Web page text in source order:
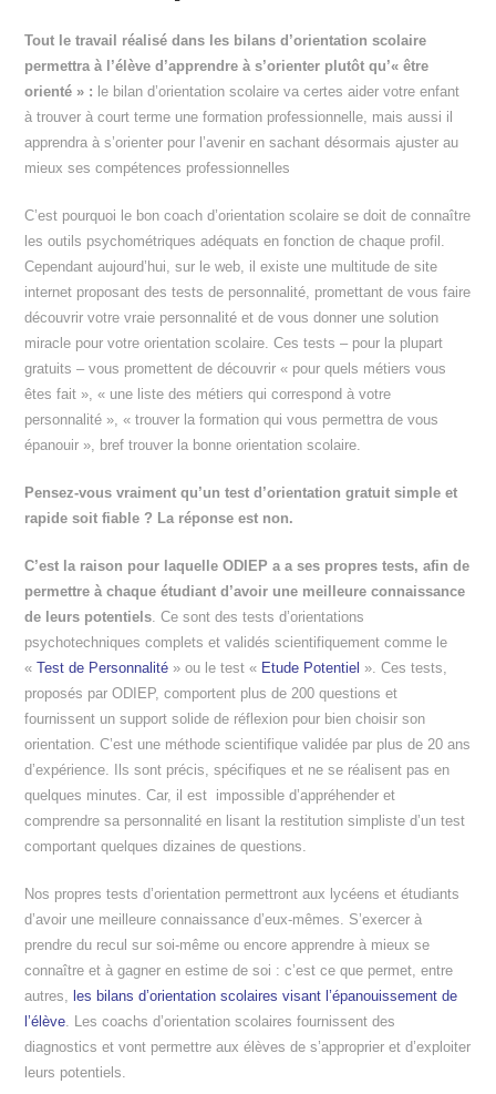
Tout le travail réalisé dans les bilans d’orientation scolaire
permettra à l’élève d’apprendre à s’orienter plutôt qu’« être
orienté » : le bilan d’orientation scolaire va certes aider votre enfant
à trouver à court terme une formation professionnelle, mais aussi il
apprendra à s’orienter pour l’avenir en sachant désormais ajuster au
mieux ses compétences professionnelles
C’est pourquoi le bon coach d’orientation scolaire se doit de connaître
les outils psychométriques adéquats en fonction de chaque profil.
Cependant aujourd’hui, sur le web, il existe une multitude de site
internet proposant des tests de personnalité, promettant de vous faire
découvrir votre vraie personnalité et de vous donner une solution
miracle pour votre orientation scolaire. Ces tests – pour la plupart
gratuits – vous promettent de découvrir « pour quels métiers vous
êtes fait », « une liste des métiers qui correspond à votre
personnalité », « trouver la formation qui vous permettra de vous
épanouir », bref trouver la bonne orientation scolaire.
Pensez-vous vraiment qu’un test d’orientation gratuit simple et
rapide soit fiable ? La réponse est non.
C’est la raison pour laquelle ODIEP a a ses propres tests, afin de
permettre à chaque étudiant d’avoir une meilleure connaissance
de leurs potentiels. Ce sont des tests d’orientations
psychotechniques complets et validés scientifiquement comme le
«Test de Personnalité » ou le test « Etude Potentiel ». Ces tests,
proposés par ODIEP, comportent plus de 200 questions et
fournissent un support solide de réflexion pour bien choisir son
orientation. C’est une méthode scientifique validée par plus de 20 ans
d’expérience. Ils sont précis, spécifiques et ne se réalisent pas en
quelques minutes. Car, il est impossible d’appréhender et
comprendre sa personnalité en lisant la restitution simpliste d’un test
comportant quelques dizaines de questions.
Nos propres tests d’orientation permettront aux lycéens et étudiants
d’avoir une meilleure connaissance d’eux-mêmes. S’exercer à
prendre du recul sur soi-même ou encore apprendre à mieux se
connaître et à gagner en estime de soi : c’est ce que permet, entre
autres, les bilans d’orientation scolaires visant l’épanouissement de
l’élève. Les coachs d’orientation scolaires fournissent des
diagnostics et vont permettre aux élèves de s’approprier et d’exploiter
leurs potentiels.